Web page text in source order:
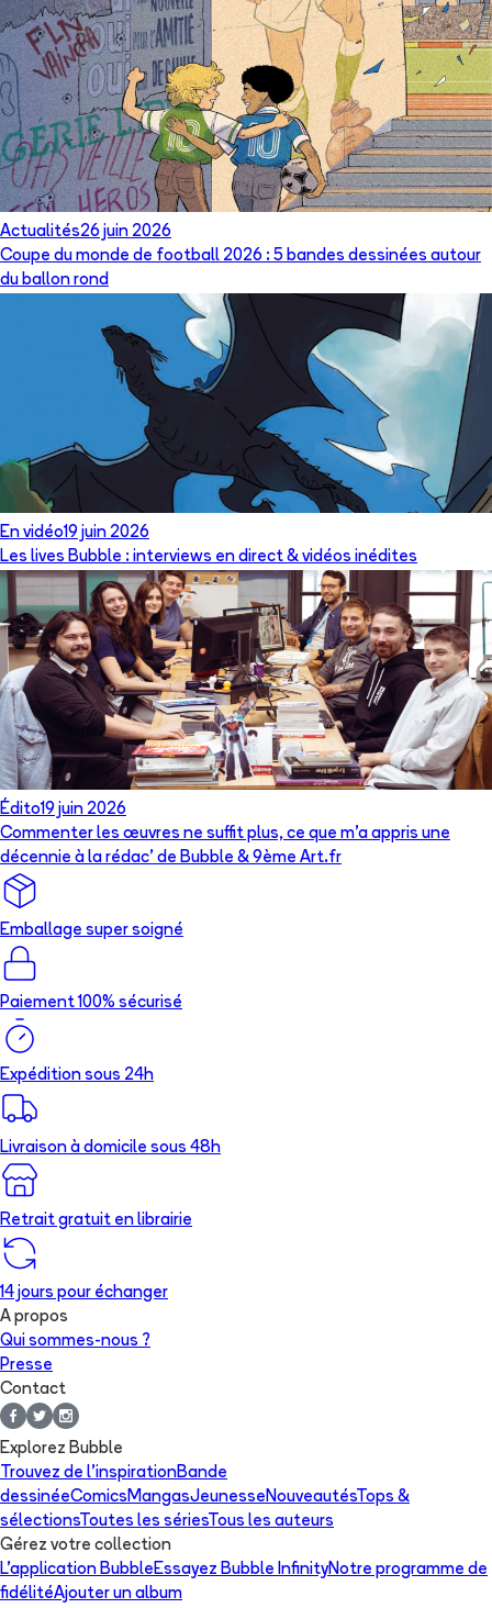
Actualités26 juin 2026
Coupe du monde de football 2026 : 5 bandes dessinées autour
du ballon rond
En vidéo19 juin 2026
Les lives Bubble : interviews en direct & vidéos inédites
Édito19 juin 2026
Commenter les œuvres ne suffit plus, ce que m’a appris une
décennie à la rédac’ de Bubble & 9ème Art.fr
Emballage super soigné
Paiement 100% sécurisé
Expédition sous 24h
Livraison à domicile sous 48h
Retrait gratuit en librairie
14 jours pour échanger
A propos
Qui sommes-nous ?
Presse
Contact
Explorez Bubble
Trouvez de l'inspirationBande
dessinéeComicsMangasJeunesseNouveautésTops &
sélectionsToutes les sériesTous les auteurs
Gérez votre collection
L'application BubbleEssayez Bubble InfinityNotre programme de
fidélitéAjouter un album